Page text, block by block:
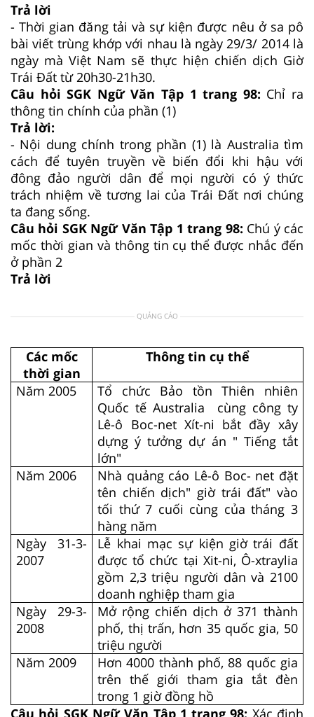
Trả lời
- Thời gian đăng tải và sự kiện được nêu ở sa pô
bài viết trùng khớp với nhau là ngày 29/3/ 2014 là
ngày mà Việt Nam sẽ thực hiện chiến dịch Giờ
Trái Đất từ 20h30-21h30.
Câu hỏi SGK Ngữ Văn Tập 1 trang 98: Chỉ ra
thông tin chính của phần (1)
Trả lời:
- Nội dung chính trong phần (1) là Australia tìm
cách để tuyên truyền về biến đổi khi hậu với
đông đảo người dân để mọi người có ý thức
trách nhiệm về tương lai của Trái Đất nơi chúng
ta đang sống.
Câu hỏi SGK Ngữ Văn Tập 1 trang 98: Chú ý các
mốc thời gian và thông tin cụ thể được nhắc đến
ở phần 2
Trả lời
QUẢNG CÁO
Các mốc
thời gian
Thông tin cụ thể
Năm 2005
Tổ chức Bảo tồn Thiên nhiên
Quốc tế Australia cùng công ty
Lê-ô Boc-net Xít-ni bắt đầy xây
dựng ý tưởng dự án " Tiếng tắt
lớn"
Năm 2006
Nhà quảng cáo Lê-ô Boc- net đặt
tên chiến dịch" giờ trái đất" vào
tối thứ 7 cuối cùng của tháng 3
hàng năm
Ngày 31-3-
2007
Lễ khai mạc sự kiện giờ trái đất
được tổ chức tại Xit-ni, Ô-xtraylia
gồm 2,3 triệu người dân và 2100
doanh nghiệp tham gia
Ngày 29-3-
2008
Mở rộng chiến dịch ở 371 thành
phố, thị trấn, hơn 35 quốc gia, 50
triệu người
Năm 2009
Hơn 4000 thành phố, 88 quốc gia
trên thế giới tham gia tắt đèn
trong 1 giờ đồng hồ
Câu hỏi SGK Ngữ Văn Tập 1 trang 98: Xác định